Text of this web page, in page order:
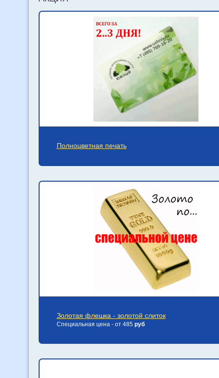
Полноцветная печать
Золотая флешка - золотой слиток
Специальная цена - от 485 руб